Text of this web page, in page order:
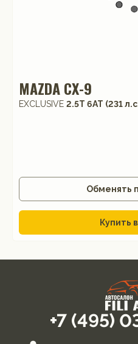
MAZDA CX-9
EXCLUSIVE 2.5T 6АТ (231
Обменять
Купить
+7 (495)